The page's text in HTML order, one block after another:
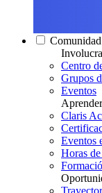
Comunidad
Centro
Grupos
Eventos
Claris
Eventos
Horas